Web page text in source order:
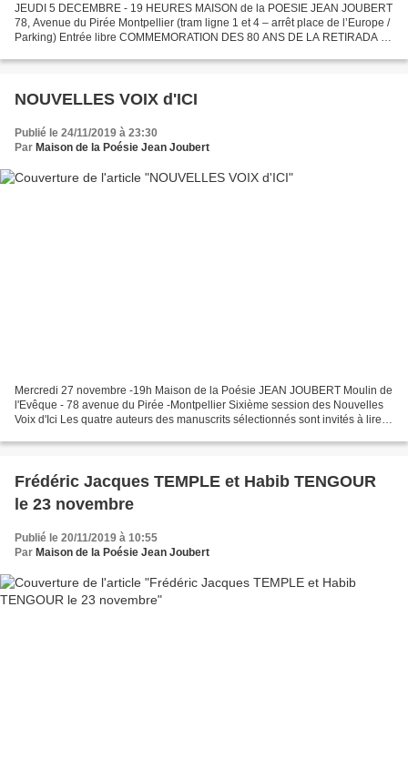
JEUDI 5 DECEMBRE - 19 HEURES MAISON de la POESIE JEAN JOUBERT
78, Avenue du Pirée Montpellier (tram ligne 1 et 4 – arrêt place de l’Europe /
Parking) Entrée libre COMMEMORATION DES 80 ANS DE LA RETIRADA «
NOUVELLES VOIX d'ICI
Publié le 24/11/2019 à 23:30
Par Maison de la Poésie Jean Joubert
Mercredi 27 novembre -19h Maison de la Poésie JEAN JOUBERT Moulin de
l'Evêque - 78 avenue du Pirée -Montpellier Sixième session des Nouvelles
Voix d'Ici Les quatre auteurs des manuscrits sélectionnés sont invités à lire
Frédéric Jacques TEMPLE et Habib TENGOUR
le 23 novembre
Publié le 20/11/2019 à 10:55
Par Maison de la Poésie Jean Joubert